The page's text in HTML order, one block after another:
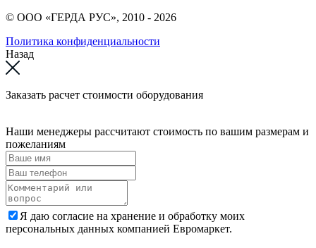
© ООО «ГЕРДА РУС», 2010 - 2026
Политика конфиденциальности
Назад
Заказать расчет стоимости оборудования
Наши менеджеры рассчитают стоимость по вашим размерам и
пожеланиям
Я даю согласие на хранение и обработку моих
персональных данных компанией Евромаркет.